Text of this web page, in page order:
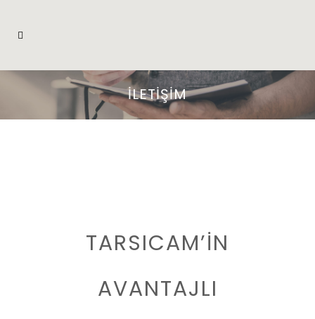
İLETİŞİM
TARSICAM’İN
AVANTAJLI